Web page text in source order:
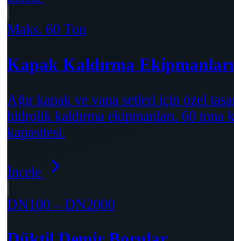
Maks. 60 Ton
Kapak Kaldırma Ekipmanları
Ağır kapak ve vana setleri için özel
hidrolik kaldırma ekipmanları. 60 tona
kapasitesi.
İncele
DN100 – DN2000